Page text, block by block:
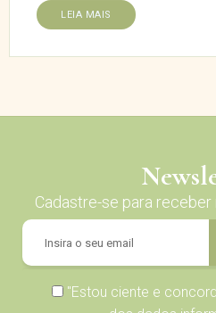
LEIA MAIS
Cadastre-se para
"Estou ciente e